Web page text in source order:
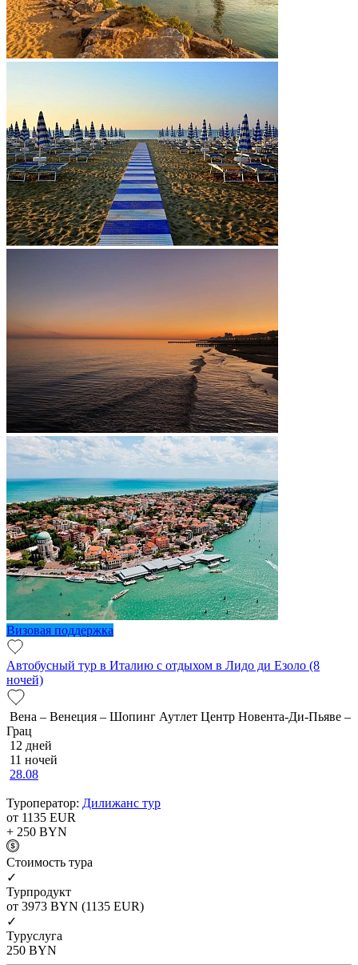
Визовая поддержка
Автобусный тур в Италию с отдыхом в Лидо ди Езоло (8
ночей)
Вена – Венеция – Шопинг Аутлет Центр Новента-Ди-Пьяве –
Грац
12 дней
11 ночей
28.08
Туроператор: Дилижанс тур
от 1135 EUR
+ 250 BYN
Cтоимость тура
✓
Турпродукт
от 3973 BYN (1135 EUR)
✓
Туруслуга
250 BYN